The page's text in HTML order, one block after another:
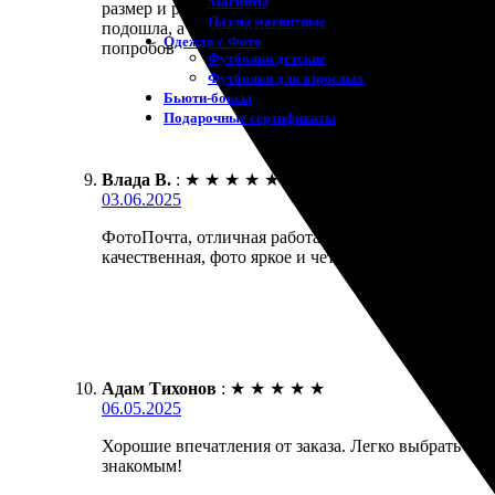
Пазлы магнитные
Одежда с Фото
Футболки детские
Футболки для взрослых
Бьюти-боксы
Подарочные сертификаты
размер и рамку — всё сделали быстро. Доставка до
подошла, а сами фотографии выглядят как
попробов
Влада В. : ★ ★ ★ ★ ★
03.06.2025
ФотоПочта, отличная работа! Сделала заказ на
качественная, фото яркое и четкое. Доставили
Адам Тихонов : ★ ★ ★ ★ ★
06.05.2025
Хорошие впечатления от заказа. Легко выбрать
знакомым!